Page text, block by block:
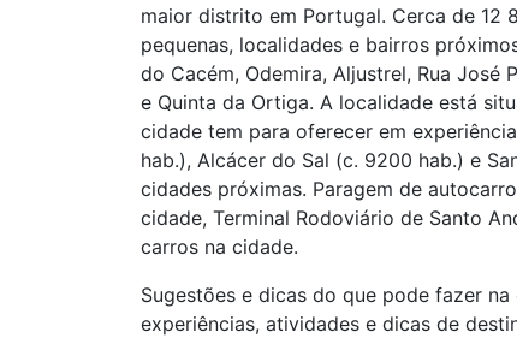
maior distrito em Portugal. Cerca de 12
pequenas, localidades e bairros
do Cacém, Odemira, Aljustrel, Rua José
e Quinta da Ortiga. A localidade está
cidade tem para oferecer em
hab.), Alcácer do Sal (c. 9200 hab.) e
cidades próximas. Paragem de
cidade, Terminal Rodoviário de Santo
carros na cidade.
Sugestões e dicas do que pode fazer
experiências, atividades e dicas de